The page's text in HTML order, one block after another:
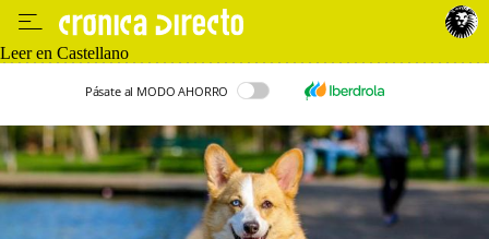
Leer en Castellano
Pásate al MODO AHORRO